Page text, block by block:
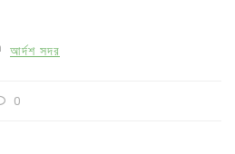
আর্দশ সদর
0